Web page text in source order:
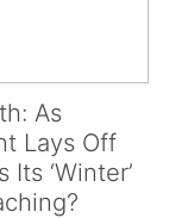
As
Lays Off
Its ‘Winter’